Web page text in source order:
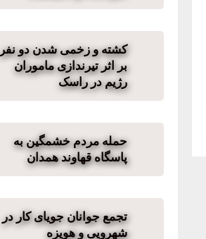
کشته و زخمی شدن دو نفر
بر اثر تیرندازی ماموران
رژیم در راسک
حمله مردم خشمگین به
پاسگاه قهاوند همدان
تجمع جوانان جویای کار در
شهرویی و هویزه